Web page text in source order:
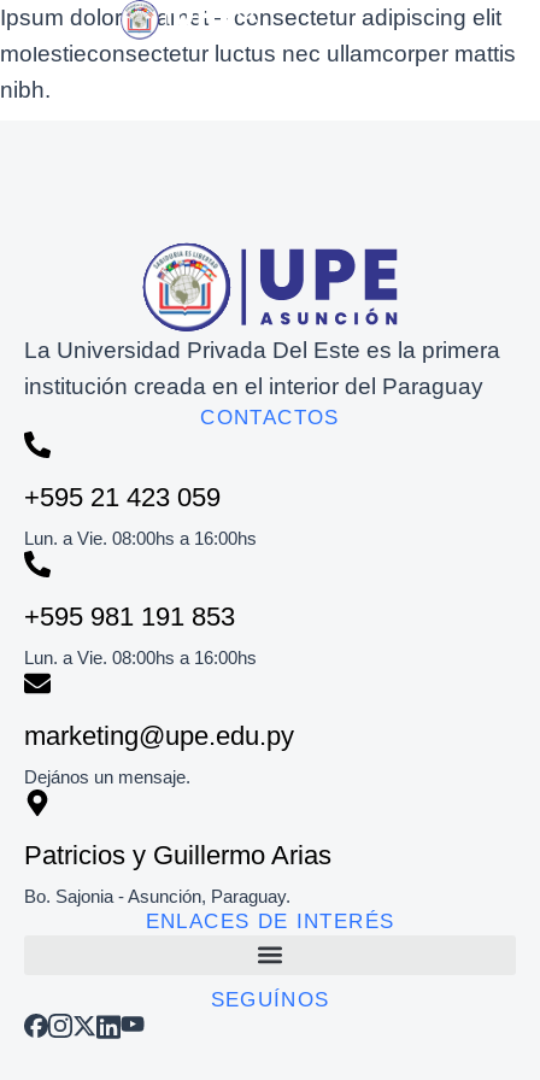
Ipsum dolor sit amet – consectetur adipiscing elit
molestieconsectetur luctus nec ullamcorper mattis
nibh.
La Universidad Privada Del Este es la primera
institución creada en el interior del Paraguay
CONTACTOS
+595 21 423 059
Lun. a Vie. 08:00hs a 16:00hs
+595 981 191 853​
Lun. a Vie. 08:00hs a 16:00hs
marketing@upe.edu.py
Dejános un mensaje.
Patricios y Guillermo Arias
Bo. Sajonia - Asunción, Paraguay.
ENLACES DE INTERÉS
SEGUÍNOS